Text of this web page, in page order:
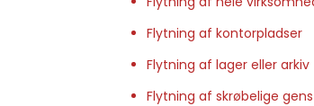
Flytning af kontorpladser
Flytning af lager eller arkiv
Flytning af skrøbelige